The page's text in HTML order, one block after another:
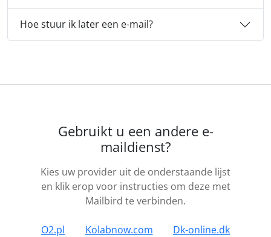
Hoe stuur ik later een e-mail?
Gebruikt u een andere e-
maildienst?
Kies uw provider uit de onderstaande lijst
en klik erop voor instructies om deze met
Mailbird te verbinden.
O2.pl Kolabnow.com
Dk-online.dk